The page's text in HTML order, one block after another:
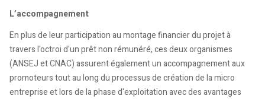
L’accompagnement
En plus de leur participation au montage financier du projet à
travers l'octroi d'un prêt non rémunéré, ces deux organismes
(ANSEJ et CNAC) assurent également un accompagnement aux
promoteurs tout au long du processus de création de la micro
entreprise et lors de la phase d'exploitation avec des avantages